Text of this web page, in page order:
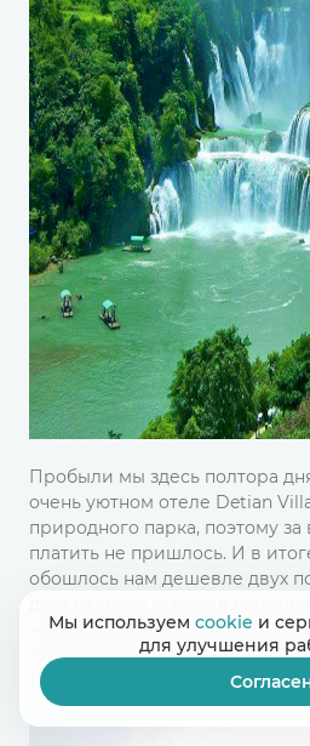
Пробыли мы здесь полтора
очень уютном отеле Detian
природного парка, поэтому за
платить не пришлось. И в
обошлось нам дешевле двух
недешевы, если сравнивать
относительно дешевыми
т.д. )
Мы используем cookie и
для улучшения